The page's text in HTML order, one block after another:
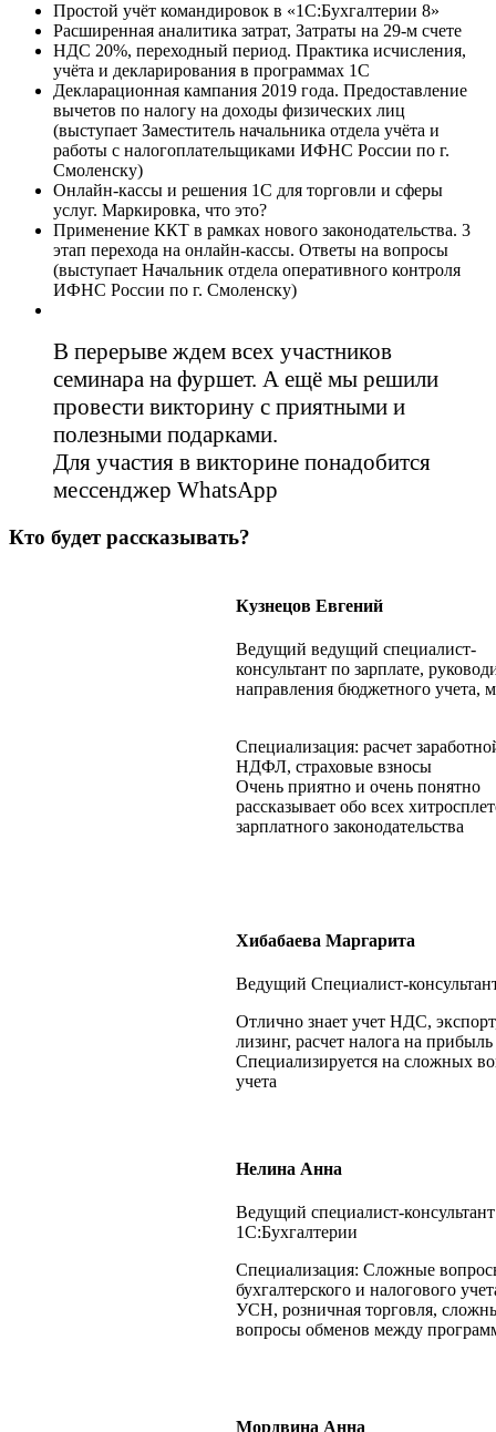
Простой учёт командировок в «1С:Бухгалтерии 8»
Расширенная аналитика затрат, Затраты на 29-м счете
НДС 20%, переходный период. Практика исчисления,
учёта и декларирования в программах 1С
Декларационная кампания 2019 года. Предоставление
вычетов по налогу на доходы физических лиц
(выступает Заместитель начальника отдела учёта и
работы с налогоплательщиками ИФНС России по г.
Смоленску)
Онлайн-кассы и решения 1С для торговли и сферы
услуг. Маркировка, что это?
Применение ККТ в рамках нового законодательства. 3
этап перехода на онлайн-кассы. Ответы на вопросы
(выступает Начальник отдела оперативного контроля
ИФНС России по г. Смоленску)
В перерыве ждем всех участников
семинара на фуршет. А ещё мы решили
провести викторину с приятными и
полезными подарками.
Для участия в викторине понадобится
мессенджер WhatsApp
Кто будет рассказывать?
Кузнецов Евгений
Ведущий ведущий специалист-
консультант по зарплате,
направления бюджетного учета,
Специализация: расчет
НДФЛ, страховые взносы
Очень приятно и очень понятно
рассказывает обо всех
зарплатного законодательства
Хибабаева Маргарита
Ведущий Специалист-
Отлично знает учет НДС,
лизинг, расчет налога на прибыль
Специализируется на сложных
учета
Нелина Анна
Ведущий специалист-
1С:Бухгалтерии
Специализация: Сложные
бухгалтерского и налогового
УСН, розничная торговля,
вопросы обменов между
Мордвина Анна